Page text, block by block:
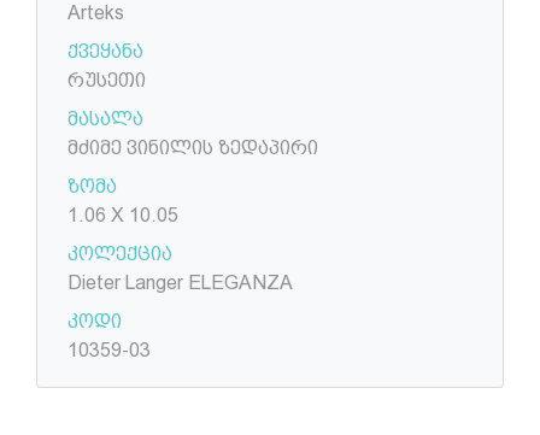
Arteks
ქვეყანა
რუსეთი
მასალა
მძიმე ვინილის ზედაპირი
ზომა
1.06 X 10.05
კოლექცია
Dieter Langer ELEGANZA
კოდი
10359-03